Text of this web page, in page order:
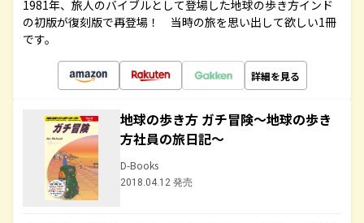
1981年、旅人のバイブルとして登場した地球の歩き方インド
の初版が復刻版で再登場！ 当時の旅を思い出して欲しい1冊
です。
詳細を見る
地球の歩き方 ガチ冒険～地球の歩き
方社員の旅日記～
D-Books
2018.04.12 発売